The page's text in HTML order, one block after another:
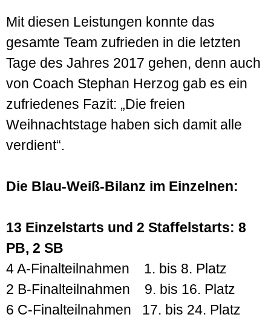
Mit diesen Leistungen konnte das
gesamte Team zufrieden in die letzten
Tage des Jahres 2017 gehen, denn auch
von Coach Stephan Herzog gab es ein
zufriedenes Fazit: „Die freien
Weihnachtstage haben sich damit alle
verdient“.
Die Blau-Weiß-Bilanz im Einzelnen:
13 Einzelstarts und 2 Staffelstarts: 8
PB, 2 SB
4 A-Finalteilnahmen 1. bis 8. Platz
2 B-Finalteilnahmen 9. bis 16. Platz
6 C-Finalteilnahmen 17. bis 24. Platz